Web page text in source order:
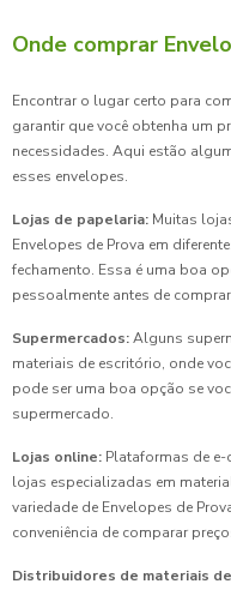
Onde comprar
Encontrar o lugar certo para
garantir que você obtenha um
necessidades. Aqui estão
esses envelopes.
Lojas de papelaria: Muitas
Envelopes de Prova em
fechamento. Essa é uma boa
pessoalmente antes de
Supermercados:Alguns
materiais de escritório, onde
pode ser uma boa opção se
supermercado.
Lojas online: Plataformas de e-
lojas especializadas em
variedade de Envelopes de
conveniência de comparar
Distribuidores de materiais